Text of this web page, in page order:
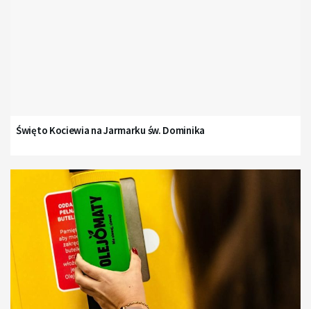
Święto Kociewia na Jarmarku św. Dominika